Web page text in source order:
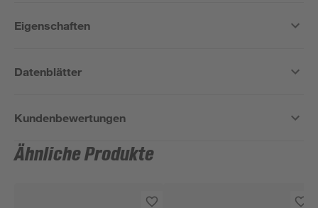
Eigenschaften
Datenblätter
Kundenbewertungen
Ähnliche Produkte